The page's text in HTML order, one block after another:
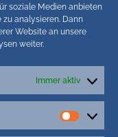
soziale Medien anbieten
analysieren. Dann
Website an unsere
weiter.
Immer aktiv